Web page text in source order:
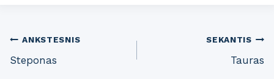
Post
navigation
ANKSTESNIS
Steponas
SEKANTIS
Tauras